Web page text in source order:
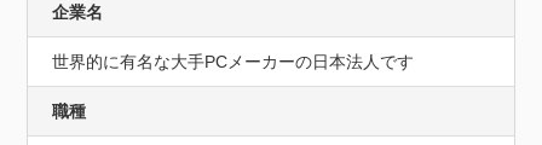
企業名
世界的に有名な大手PCメーカーの日本法人です
職種